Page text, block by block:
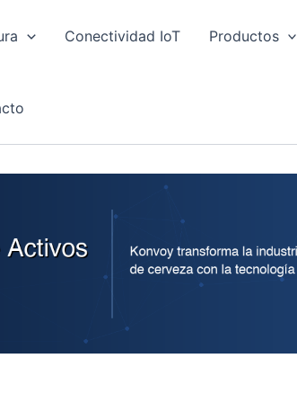
Conectividad IoT Productos